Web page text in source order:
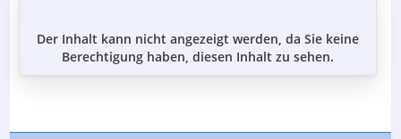
Der Inhalt kann nicht angezeigt werden, da Sie keine
Berechtigung haben, diesen Inhalt zu sehen.